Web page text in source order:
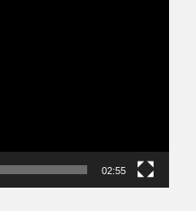
02:55